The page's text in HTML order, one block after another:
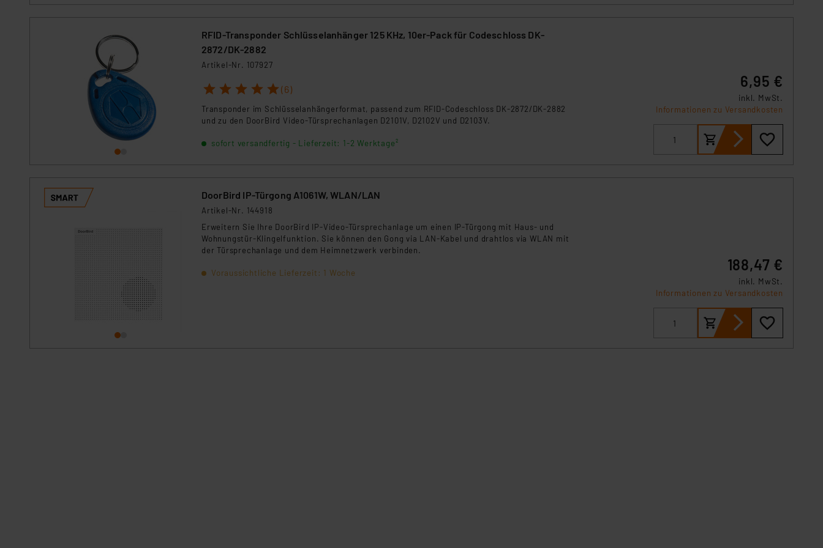
RFID-Transponder Schlüsselanhänger 125 KHz, 10er-Pack für Codeschloss DK-
2872/DK-2882
Artikel-Nr. 107927
1 2 3 4 5 (6)
Transponder im Schlüsselanhängerformat, passend zum RFID-Codeschloss DK-2872/DK-2882
und zu den DoorBird Video-Türsprechanlagen D2101V, D2102V und D2103V.
sofort versandfertig - Lieferzeit: 1-2 Werktage²
6,95 €
inkl. MwSt.
Informationen zu Versandkosten
DoorBird IP-Türgong A1061W, WLAN/LAN
Artikel-Nr. 144918
Erweitern Sie Ihre DoorBird IP-Video-Türsprechanlage um einen IP-Türgong mit Haus- und
Wohnungstür-Klingelfunktion. Sie können den Gong via LAN-Kabel und drahtlos via WLAN mit
der Türsprechanlage und dem Heimnetzwerk verbinden.
Voraussichtliche Lieferzeit: 1 Woche 188,47 €
inkl. MwSt.
Informationen zu Versandkosten